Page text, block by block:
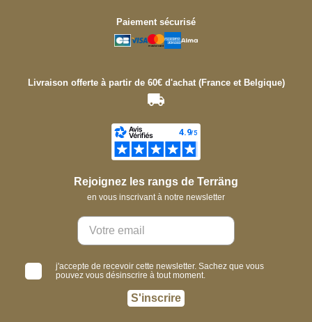
Paiement sécurisé
Livraison offerte à partir de 60€ d'achat (France et Belgique)
Rejoignez les rangs de Terräng
en vous inscrivant à notre newsletter
j'accepte de recevoir cette newsletter. Sachez que vous
pouvez vous désinscrire à tout moment.
S'inscrire